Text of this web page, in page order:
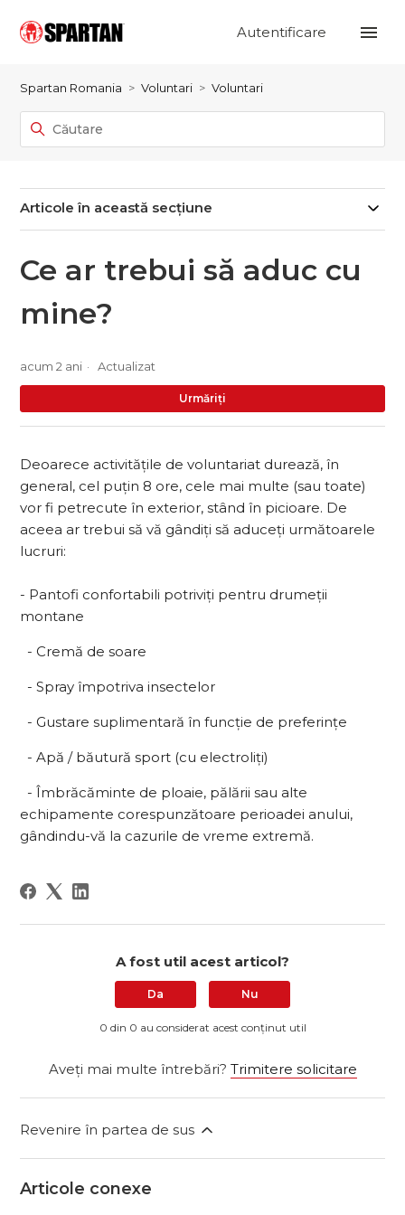
Autentificare
Spartan Romania Voluntari Voluntari
Articole în această secțiune
Ce ar trebui să aduc cu
mine?
acum 2 ani Actualizat
Urmăriți
Deoarece activitățile de voluntariat durează, în
general, cel puțin 8 ore, cele mai multe (sau toate)
vor fi petrecute în exterior, stând în picioare. De
aceea ar trebui să vă gândiți să aduceți următoarele
lucruri:
- Pantofi confortabili potriviți pentru drumeții
montane
- Cremă de soare
- Spray împotriva insectelor
- Gustare suplimentară în funcție de preferințe
- Apă / băutură sport (cu electroliți)
- Îmbrăcăminte de ploaie, pălării sau alte
echipamente corespunzătoare perioadei anului,
gândindu-vă la cazurile de vreme extremă.
A fost util acest articol?
Da Nu
0 din 0 au considerat acest conținut util
Aveți mai multe întrebări? Trimitere solicitare
Revenire în partea de sus
Articole conexe